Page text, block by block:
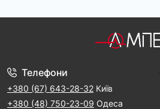
Телефони
+380 (67) 643-28-32 Київ
+380 (48) 750-23-09 Одеса